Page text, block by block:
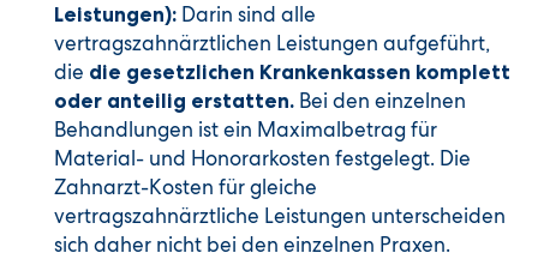
Leistungen): Darin sind alle
vertragszahnärztlichen Leistungen aufgeführt,
die die gesetzlichen Krankenkassen komplett
oder anteilig erstatten. Bei den einzelnen
Behandlungen ist ein Maximalbetrag für
Material- und Honorarkosten festgelegt. Die
Zahnarzt-Kosten für gleiche
vertragszahnärztliche Leistungen unterscheiden
sich daher nicht bei den einzelnen Praxen.